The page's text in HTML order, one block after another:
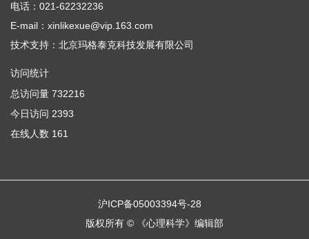
电话：021-62232236
E-mail：xinlikexue@vip.163.com
技术支持： 北京玛格泰克科技发展有限公司
访问统计
总访问量 732216
今日访问 2393
在线人数 161
沪ICP备05003394号-28
版权所有 © 《心理科学》编辑部